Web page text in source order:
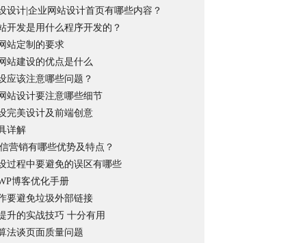
设计|企业网站设计首页有哪些内容？
开发是用什么程序开发的？
站定制的要求
站建设的优点是什么
应该注意哪些问题？
站设计要注意哪些细节
完美设计及前端创意
详解
营销有哪些优势及特点？
过程中要避免的误区有哪些
博客优化手册
要避免垃圾外部链接
升的实战技巧 十分有用
法谈页面质量问题